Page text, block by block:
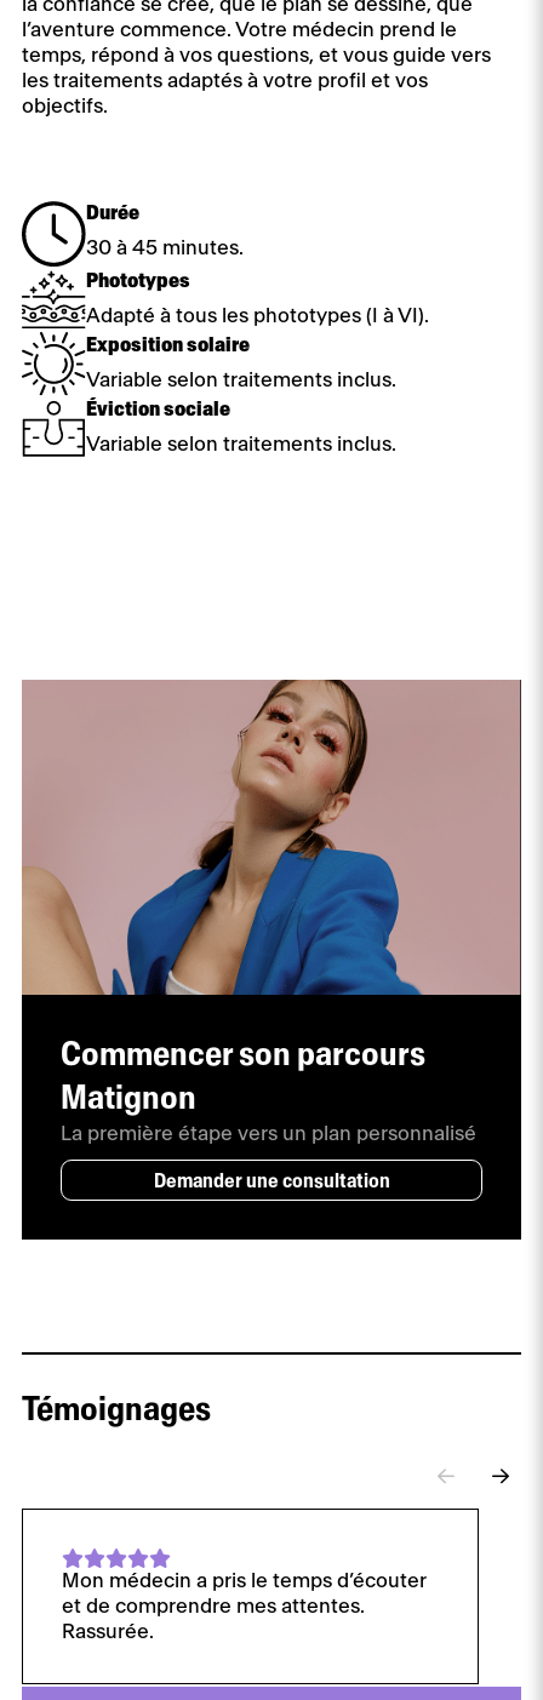
la confiance se crée, que le plan se dessine, que
l’aventure commence. Votre médecin prend le
temps, répond à vos questions, et vous guide vers
les traitements adaptés à votre profil et vos
objectifs.
Durée
30 à 45 minutes.
Phototypes
Adapté à tous les phototypes (I à VI).
Exposition solaire
Variable selon traitements inclus.
Éviction sociale
Variable selon traitements inclus.
Commencer son parcours
Matignon
La première étape vers un plan personnalisé
Demander une consultation
Témoignages
Mon médecin a pris le temps d’écouter
et de comprendre mes attentes.
Rassurée.